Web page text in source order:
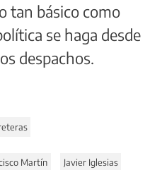
tan básico como
se haga desde
despachos.
Martín Javier Iglesias